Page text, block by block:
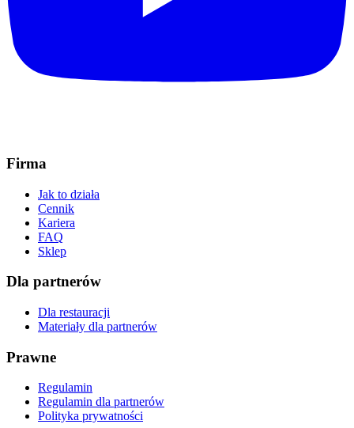
Firma
Jak to działa
Cennik
Kariera
FAQ
Sklep
Dla partnerów
Dla restauracji
Materiały dla partnerów
Prawne
Regulamin
Regulamin dla partnerów
Polityka prywatności